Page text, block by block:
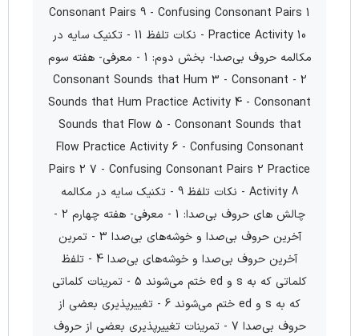
Consonant Pairs 9 - Confusing Consonant Pairs 1
Practice Activity 10 - نکات تلفظ 11 - تکنیک سایه در
مکالمه حروف بی‌صدا- بخش دوم: 1 - معرفی- هفته سوم
2 - Consonant Sounds that Hum 3 - Consonant
Sounds that Hum Practice Activity 4 - Consonant
Sounds that Flow 5 - Consonant Sounds that
Flow Practice Activity 6 - Confusing Consonant
Pairs 2 7 - Confusing Consonant Pairs 2 Practice
Activity 8 - نکات تلفظ 9 - تکنیک سایه در مکالمه
چالش های حروف بی‌صدا: 1 - معرفی- هفته چهارم 2 -
آخرین حروف بی‌صدا و خوشه‌های بی‌صدا 3 - تمرین
آخرین حروف بی‌صدا و خوشه‌های بی‌صدا 4 - تلفظ
کلماتی که به s و ed ختم می‌شوند 5 - تمرینات کلماتی
که به s و ed ختم می‌شوند 6 - تغییر‌پذیری بعضی از
حروف بی‌صدا 7 - تمرینات تغییر‌پذیری بعضی از حروف